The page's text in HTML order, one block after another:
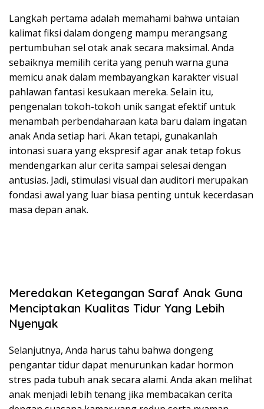
Langkah pertama adalah memahami bahwa untaian
kalimat fiksi dalam dongeng mampu merangsang
pertumbuhan sel otak anak secara maksimal. Anda
sebaiknya memilih cerita yang penuh warna guna
memicu anak dalam membayangkan karakter visual
pahlawan fantasi kesukaan mereka. Selain itu,
pengenalan tokoh-tokoh unik sangat efektif untuk
menambah perbendaharaan kata baru dalam ingatan
anak Anda setiap hari. Akan tetapi, gunakanlah
intonasi suara yang ekspresif agar anak tetap fokus
mendengarkan alur cerita sampai selesai dengan
antusias. Jadi, stimulasi visual dan auditori merupakan
fondasi awal yang luar biasa penting untuk kecerdasan
masa depan anak.
Meredakan Ketegangan Saraf Anak Guna
Menciptakan Kualitas Tidur Yang Lebih
Nyenyak
Selanjutnya, Anda harus tahu bahwa dongeng
pengantar tidur dapat menurunkan kadar hormon
stres pada tubuh anak secara alami. Anda akan melihat
anak menjadi lebih tenang jika membacakan cerita